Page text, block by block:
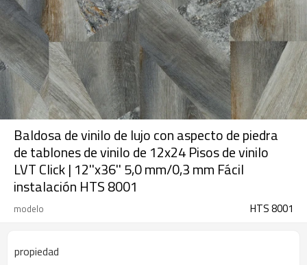
Baldosa de vinilo de lujo con aspecto de piedra
de tablones de vinilo de 12x24 Pisos de vinilo
LVT Click | 12''x36'' 5,0 mm/0,3 mm Fácil
instalación HTS 8001
modelo HTS 8001
propiedad